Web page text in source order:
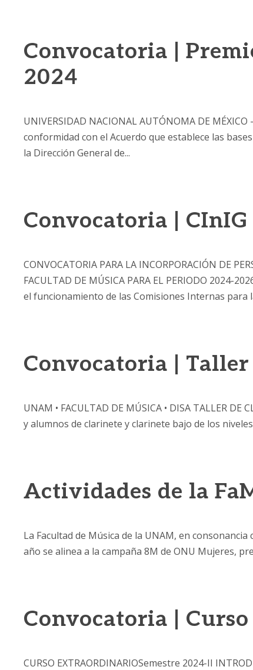
Convocatoria |
2024
UNIVERSIDAD NACIONAL AUTÓNOMA DE MÉXICO
conformidad con el Acuerdo que establece las
la Dirección General de...
Convocatoria |
CONVOCATORIA PARA LA INCORPORACIÓN DE
FACULTAD DE MÚSICA PARA EL PERIODO
el funcionamiento de las Comisiones Internas para
Convocatoria |
UNAM • FACULTAD DE MÚSICA • DISA TALLER
y alumnos de clarinete y clarinete bajo de los
Actividades de la
La Facultad de Música de la UNAM, en
año se alinea a la campaña 8M de ONU Mujeres,
Convocatoria |
CURSO EXTRAORDINARIOSemestre 2024-II